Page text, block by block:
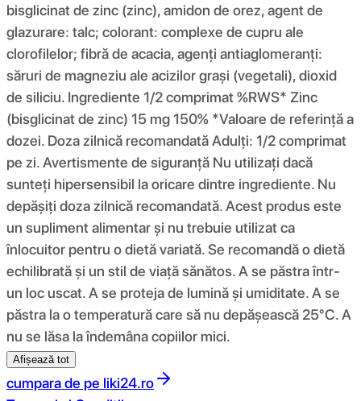
bisglicinat de zinc (zinc), amidon de orez, agent de
glazurare: talc; colorant: complexe de cupru ale
clorofilelor; fibră de acacia, agenți antiaglomeranți:
săruri de magneziu ale acizilor grași (vegetali), dioxid
de siliciu. Ingrediente 1/2 comprimat %RWS* Zinc
(bisglicinat de zinc) 15 mg 150% *Valoare de referință a
dozei. Doza zilnică recomandată Adulți: 1/2 comprimat
pe zi. Avertismente de siguranță Nu utilizați dacă
sunteți hipersensibil la oricare dintre ingrediente. Nu
depășiți doza zilnică recomandată. Acest produs este
un supliment alimentar și nu trebuie utilizat ca
înlocuitor pentru o dietă variată. Se recomandă o dietă
echilibrată și un stil de viață sănătos. A se păstra într-
un loc uscat. A se proteja de lumină și umiditate. A se
păstra la o temperatură care să nu depășească 25°C. A
nu se lăsa la îndemâna copiilor mici.
Afișează tot
cumpara de pe liki24.ro